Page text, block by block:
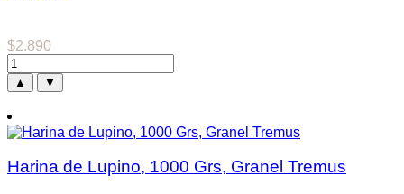
$2.890
▲ ▼
Harina de Lupino, 1000 Grs, Granel Tremus